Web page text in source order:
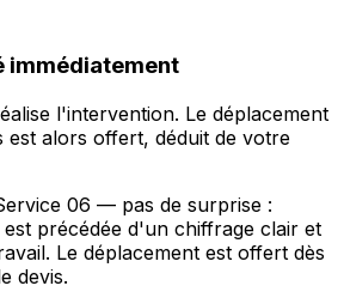
immédiatement
l'intervention. Le déplacement
est alors offert, déduit de votre
06 — pas de surprise :
précédée d'un chiffrage clair et
Le déplacement est offert dès
devis.